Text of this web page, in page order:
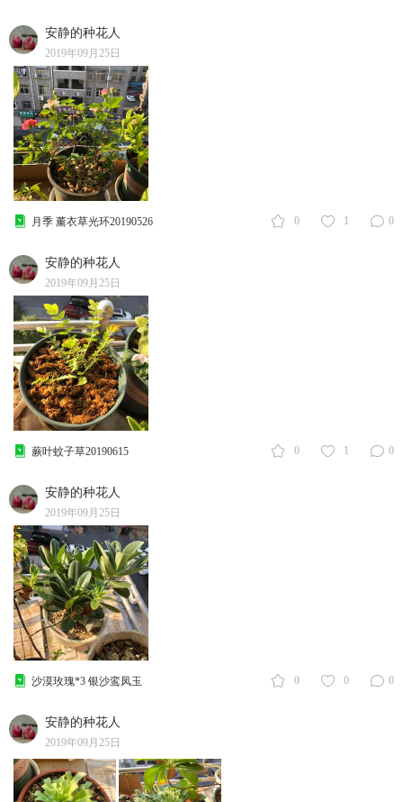
安静的种花人
2019年09月25日
0 1 0
月季 薰衣草光环20190526
安静的种花人
2019年09月25日
0 1 0
蕨叶蚊子草20190615
安静的种花人
2019年09月25日
0 0 0
沙漠玫瑰*3 银沙鸾凤玉
安静的种花人
2019年09月25日